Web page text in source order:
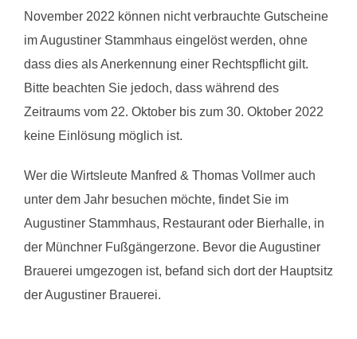
November 2022 können nicht verbrauchte Gutscheine
im Augustiner Stammhaus eingelöst werden, ohne
dass dies als Anerkennung einer Rechtspflicht gilt.
Bitte beachten Sie jedoch, dass während des
Zeitraums vom 22. Oktober bis zum 30. Oktober 2022
keine Einlösung möglich ist.
Wer die Wirtsleute Manfred & Thomas Vollmer auch
unter dem Jahr besuchen möchte, findet Sie im
Augustiner Stammhaus, Restaurant oder Bierhalle, in
der Münchner Fußgängerzone. Bevor die Augustiner
Brauerei umgezogen ist, befand sich dort der Hauptsitz
der Augustiner Brauerei.